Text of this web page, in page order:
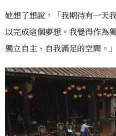
她想了想說，「我期待有一天
以完成這個夢想。我覺得作為
獨立自主、自我滿足的空間。」